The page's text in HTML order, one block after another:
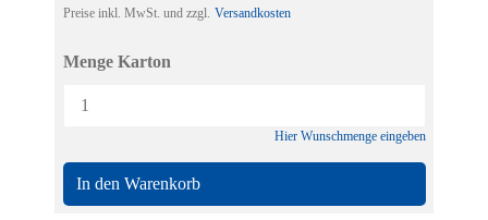
Preise inkl. MwSt. und zzgl. Versandkosten
Menge Karton
Hier Wunschmenge eingeben
In den Warenkorb